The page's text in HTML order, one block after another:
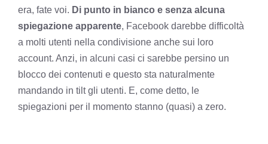
era, fate voi. Di punto in bianco e senza alcuna
spiegazione apparente, Facebook darebbe difficoltà
a molti utenti nella condivisione anche sui loro
account. Anzi, in alcuni casi ci sarebbe persino un
blocco dei contenuti e questo sta naturalmente
mandando in tilt gli utenti. E, come detto, le
spiegazioni per il momento stanno (quasi) a zero.